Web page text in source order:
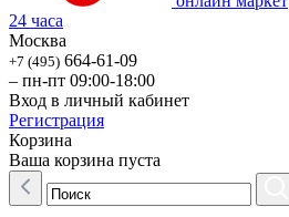
24 часа
Москва
+7 (495) 664-61-09
– пн-пт 09:00-18:00
Вход в личный кабинет
Регистрация
Корзина
Ваша корзина пуста